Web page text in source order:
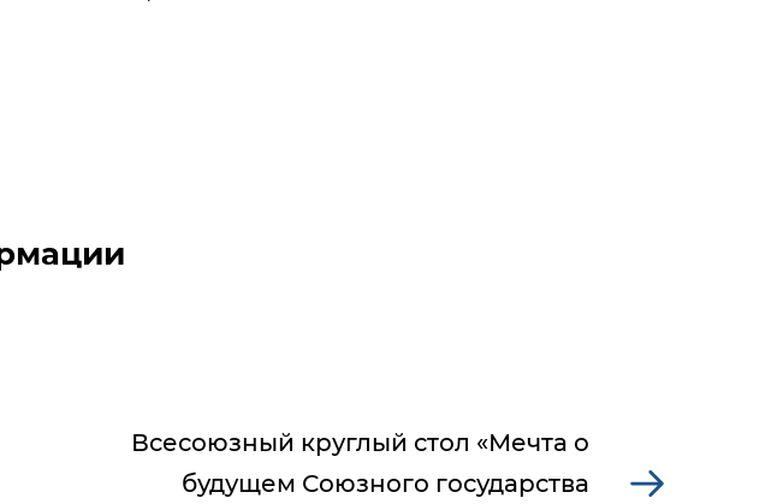
Всесоюзный круглый стол «Мечта о
будущем Союзного государства